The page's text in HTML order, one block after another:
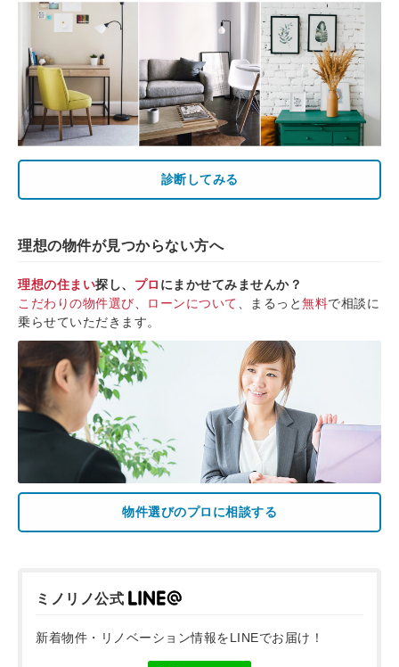
診断してみる
理想の物件が見つからない方へ
理想の住まい探し、 プロ にまかせてみませんか？
こだわりの物件選び
ローンについて 、まるっと無料で相談に
乗らせていただきます。
物件選びのプロに相談する
ミノリノ公式
新着物件・リノベーション情報をLINEでお届け！